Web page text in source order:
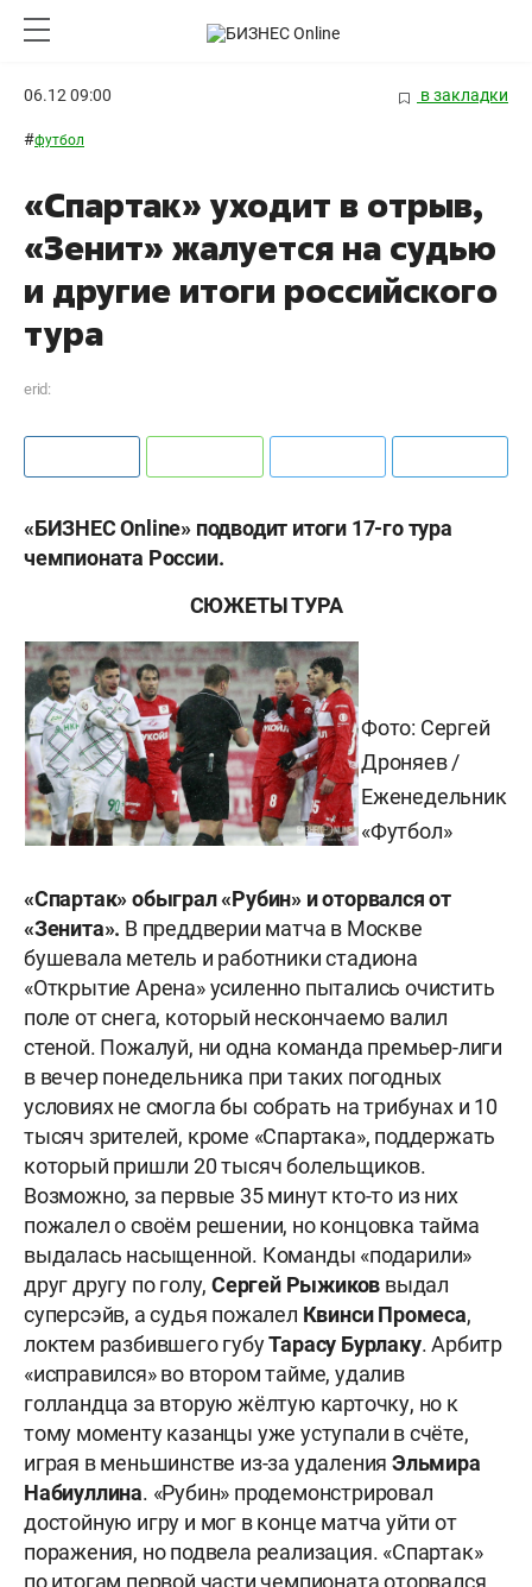
06.12 09:00 в закладки
#футбол
«Спартак» уходит в отрыв,
«Зенит» жалуется на судью
и другие итоги российского
тура
erid:
«БИЗНЕС Online» подводит итоги 17-го тура
чемпионата России.
СЮЖЕТЫ ТУРА
Фото: Сергей
Дроняев /
Еженедельник
«Футбол»
«Спартак» обыграл «Рубин» и оторвался от
«Зенита». В преддверии матча в Москве
бушевала метель и работники стадиона
«Открытие Арена» усиленно пытались очистить
поле от снега, который нескончаемо валил
стеной. Пожалуй, ни одна команда премьер-лиги
в вечер понедельника при таких погодных
условиях не смогла бы собрать на трибунах и 10
тысяч зрителей, кроме «Спартака», поддержать
который пришли 20 тысяч болельщиков.
Возможно, за первые 35 минут кто-то из них
пожалел о своём решении, но концовка тайма
выдалась насыщенной. Команды «подарили»
друг другу по голу,Сергей Рыжиков выдал
суперсэйв, а судья пожалел Квинси Промеса,
локтем разбившего губуТарасу Бурлаку. Арбитр
«исправился» во втором тайме, удалив
голландца за вторую жёлтую карточку, но к
тому моменту казанцы уже уступали в счёте,
играя в меньшинстве из-за удаленияЭльмира
Набиуллина. «Рубин» продемонстрировал
достойную игру и мог в конце матча уйти от
поражения, но подвела реализация. «Спартак»
по итогам первой части чемпионата оторвался